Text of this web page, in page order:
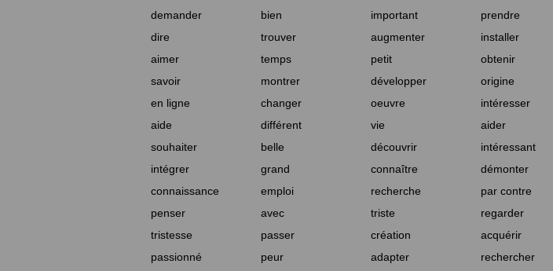
demander
bien important prendre
dire
trouver augmenter installer
aimer
temps petit obtenir
savoir
montrer développer origine
en ligne
changer oeuvre intéresser
aide
différent vie aider
souhaiter
belle découvrir intéressant
intégrer
grand connaître démonter
connaissance
emploi recherche par contre
penser
avec triste regarder
tristesse
passer création acquérir
passionné
peur adapter rechercher